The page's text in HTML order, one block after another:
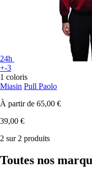
24h
+-3
1 coloris
Miasin Pull Paolo
À partir de 65,00 €
39,00 €
2 sur 2 produits
Toutes nos